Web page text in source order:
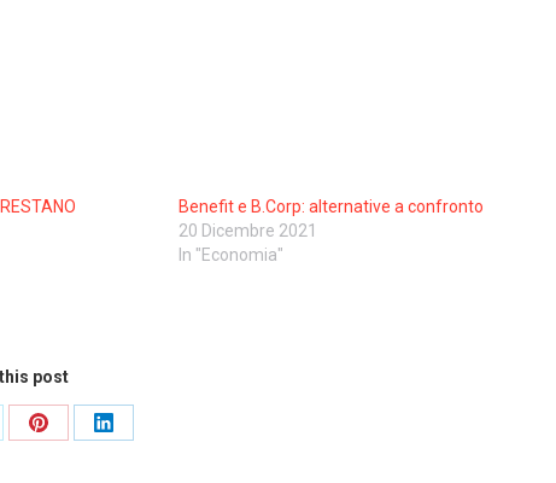
Benefit e B.Corp: alternative a confronto
20 Dicembre 2021
In "Economia"
post
Share
Share